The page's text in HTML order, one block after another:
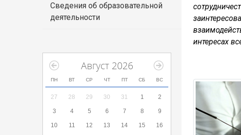
Сведения об образовательной
деятельности
Август 2026
ПН ВТ СР ЧТ ПТ СБ ВС
27 28 29 30 31 1 2
3 4 5 6 7 8 9
10 11 12 13 14 15 16
интересах